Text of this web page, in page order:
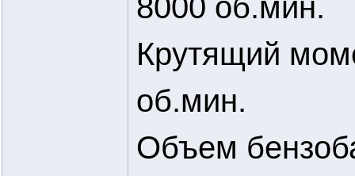
8000 об.мин.
Крутящий
об.мин.
Объем